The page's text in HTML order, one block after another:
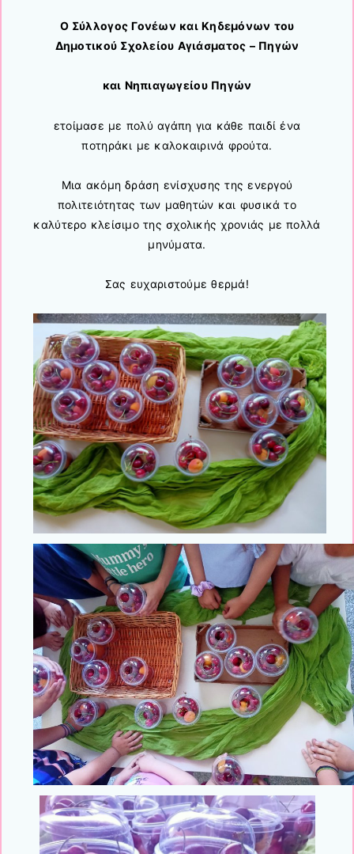
Ο Σύλλογος Γονέων και Κηδεμόνων του
Δημοτικού Σχολείου Αγιάσματος – Πηγών
και Νηπιαγωγείου Πηγών
ετοίμασε με πολύ αγάπη για κάθε παιδί ένα
ποτηράκι με καλοκαιρινά φρούτα.
Μια ακόμη δράση ενίσχυσης της ενεργού
πολιτειότητας των μαθητών και φυσικά το
καλύτερο κλείσιμο της σχολικής χρονιάς με πολλά
μηνύματα.
Σας ευχαριστούμε θερμά!